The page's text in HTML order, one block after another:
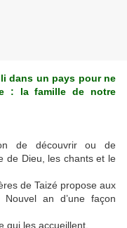
dans un pays pour ne
: la famille de notre
de découvrir ou de
de Dieu, les chants et le
de Taizé propose aux
an d’une façon
qui les accueillent.